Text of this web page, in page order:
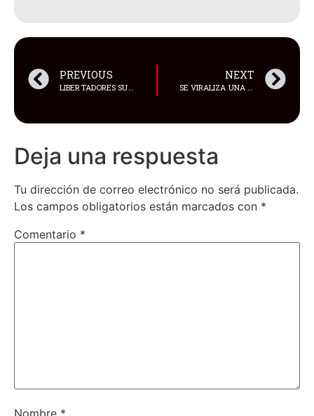
PREVIOUS
LIBERTADORES SUB-20: ¿CÓMO LE FUE A INDEPENDIENTE DEL VALLE EN LAS FINALES ANTERIORES?
NEXT
SE VIRALIZA UNA FOTO DE JACK GREALISH EN IBIZA
Deja una respuesta
Tu dirección de correo electrónico no será publicada.
Los campos obligatorios están marcados con *
Comentario *
Nombre *